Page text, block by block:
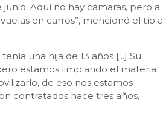
Aquí no hay cámaras, pero a
en carros”, mencionó el tío a
una hija de 13 años [...] Su
estamos limpiando el material
de eso nos estamos
contratados hace tres años,